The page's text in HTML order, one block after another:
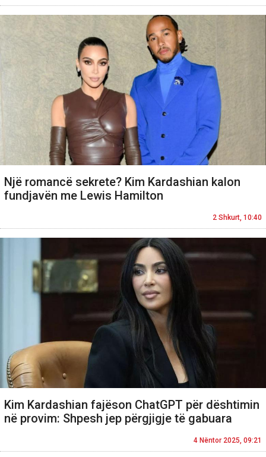
Një romancë sekrete? Kim Kardashian kalon
fundjavën me Lewis Hamilton
2 Shkurt, 10:40
Kim Kardashian fajëson ChatGPT për dështimin
në provim: Shpesh jep përgjigje të gabuara
4 Nëntor 2025, 09:21